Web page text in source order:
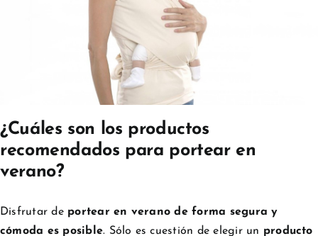
¿Cuáles son los productos
recomendados para portear en
verano?
Disfrutar de portear en verano de forma segura y
cómoda es posible. Sólo es cuestión de elegir un producto